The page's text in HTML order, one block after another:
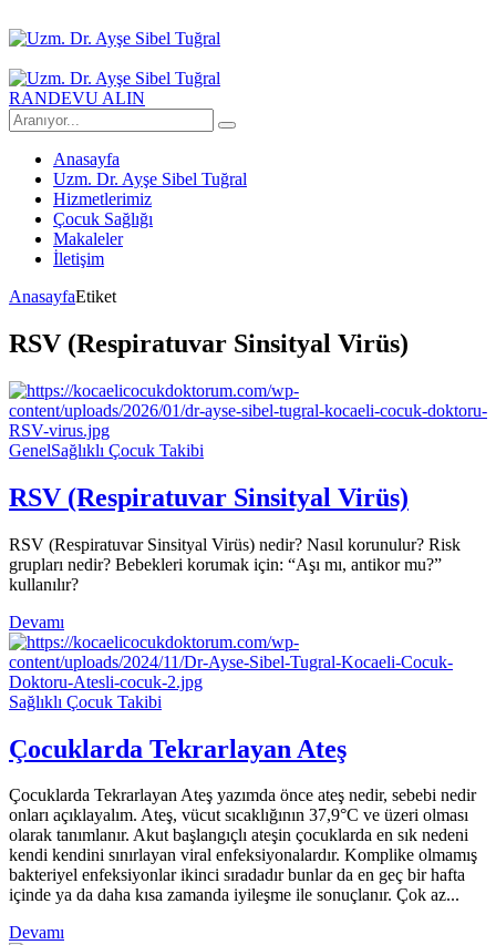
RANDEVU ALIN
Anasayfa
Uzm. Dr. Ayşe Sibel Tuğral
Hizmetlerimiz
Çocuk Sağlığı
Makaleler
İletişim
AnasayfaEtiket
RSV (Respiratuvar Sinsityal Virüs)
GenelSağlıklı Çocuk Takibi
RSV (Respiratuvar Sinsityal Virüs)
RSV (Respiratuvar Sinsityal Virüs) nedir? Nasıl korunulur? Risk
grupları nedir? Bebekleri korumak için: “Aşı mı, antikor mu?”
kullanılır?
Devamı
Sağlıklı Çocuk Takibi
Çocuklarda Tekrarlayan Ateş
Çocuklarda Tekrarlayan Ateş yazımda önce ateş nedir, sebebi nedir
onları açıklayalım. Ateş, vücut sıcaklığının 37,9°C ve üzeri olması
olarak tanımlanır. Akut başlangıçlı ateşin çocuklarda en sık nedeni
kendi kendini sınırlayan viral enfeksiyonalardır. Komplike olmamış
bakteriyel enfeksiyonlar ikinci sıradadır bunlar da en geç bir hafta
içinde ya da daha kısa zamanda iyileşme ile sonuçlanır. Çok az...
Devamı